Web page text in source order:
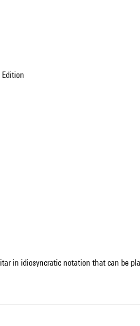
Edition
in idiosyncratic notation that can be